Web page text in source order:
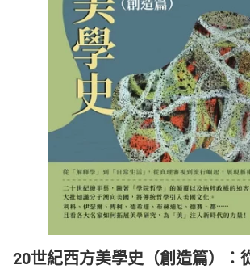
化妝保養
電子/紙本書
HOT
20世紀西方美學史（創造篇）：